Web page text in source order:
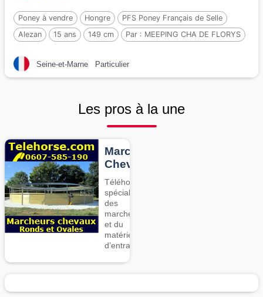
Poney à vendre Hongre
PFS Poney Français de Selle
Alezan
15 ans 149 cm Par : MEEPING CHA DE FLORYS
Seine-et-Marne Particulier
Les pros à la une
Marcheurs
Chevaux
Téléhorse,
spécialiste
des
marcheurs
et du
matériel
d’entrainement